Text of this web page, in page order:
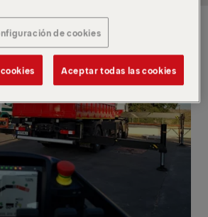
de cookies
Aceptar todas las cookies